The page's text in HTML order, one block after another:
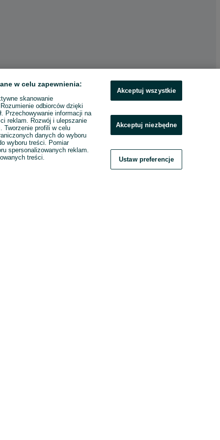
w celu zapewnienia:
skanowanie
odbiorców dzięki
Przechowywanie informacji na
reklam. Rozwój i ulepszanie
Tworzenie profili w celu
danych do wyboru
wyboru treści. Pomiar
spersonalizowanych reklam.
treści.
Akceptuj wszystkie
Akceptuj niezbędne
Ustaw preferencje